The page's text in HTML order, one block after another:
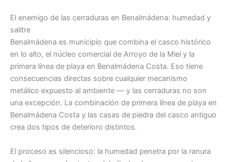
El enemigo de las cerraduras en Benalmádena: humedad y
salitre
Benalmádena es municipio que combina el casco histórico
en lo alto, el núcleo comercial de Arroyo de la Miel y la
primera línea de playa en Benalmádena Costa. Eso tiene
consecuencias directas sobre cualquier mecanismo
metálico expuesto al ambiente — y las cerraduras no son
una excepción. La combinación de primera línea de playa en
Benalmádena Costa y las casas de piedra del casco antiguo
crea dos tipos de deterioro distintos.
El proceso es silencioso: la humedad penetra por la ranura